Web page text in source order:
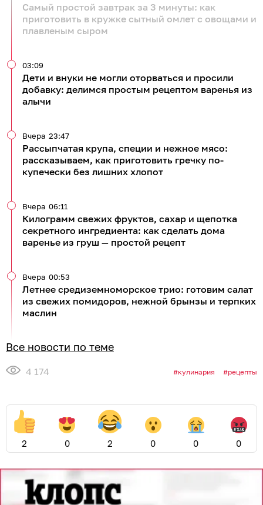
Самый простой завтрак за 3 минуты: как
приготовить в кружке сытный омлет с овощами и
плавленым сыром
Дети и внуки не могли оторваться и просили
добавку: делимся простым рецептом варенья из
алычи
03:09
Рассыпчатая крупа, специи и нежное мясо:
рассказываем, как приготовить гречку по-
купечески без лишних хлопот
Вчера 23:47
Килограмм свежих фруктов, сахар и щепотка
секретного ингредиента: как сделать дома
варенье из груш — простой рецепт
Вчера 06:11
Летнее средиземноморское трио: готовим салат
из свежих помидоров, нежной брынзы и терпких
маслин
Вчера 00:53
Все новости по теме
4 174 кулинария рецепты
2 0 2 0 0 0